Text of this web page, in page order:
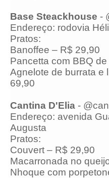
Base Steackhouse -
Endereço: rodovia
Pratos:
Banoffee – R$ 29,90
Pancetta com BBQ
Agnelote de burrata e
69,90
Cantina D'Elia -
Endereço: avenida
Augusta
Pratos:
Couvert – R$ 29,90
Macarronada no
Nhoque com